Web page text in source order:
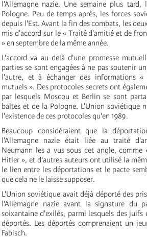
l'Allemagne nazie. Une semaine plus tard,
Pologne. Peu de temps après, les forces
depuis l'Est. Avant la fin des combats, les
mis d'accord sur le « Traité d'amitié et de
» en septembre de la même année.
L'accord va au-delà d'une promesse
parties se sont engagées à ne pas soutenir
l'autre, et à échanger des informations «
mutuels ». Des protocoles secrets ont
par lesquels Moscou et Berlin se sont
baltes et de la Pologne. L'Union soviétique
l'existence de ces protocoles qu'en 1989.
Beaucoup considéraient que la
l'Allemagne nazie était liée au traité
Neumann les a vus sous cet angle, comme
Hitler », et d'autres auteurs ont utilisé la
le lien entre les déportations et le pacte
que cela ne le laisse supposer.
L'Union soviétique avait déjà déporté des
l'Allemagne nazie avant la signature du
soixantaine d'exilés, parmi lesquels des juifs
déportés. Les déportés comprenaient un
Fabisch.